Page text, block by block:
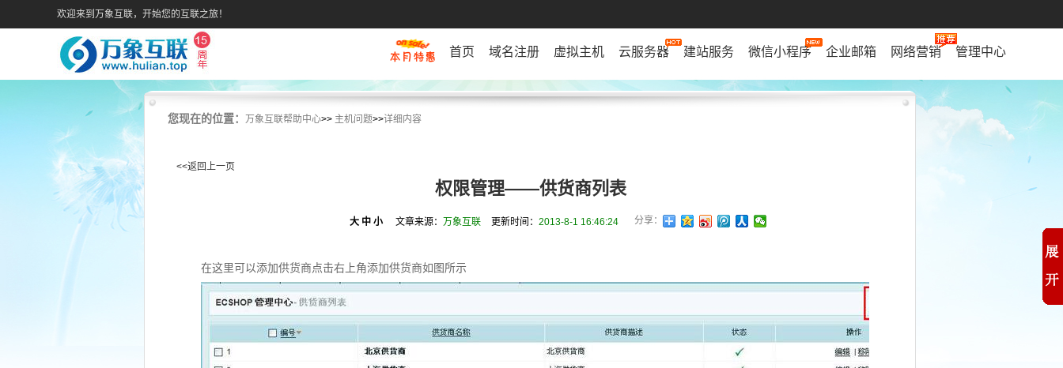
欢迎来到万象互联，开始您的互联之旅！
首页 域名注册 虚拟主机 云服务器 建站服务 微信小程序 企业邮箱 网络营销 管理中心
您现在的位置： 万象互联帮助中心>> 主机问题>>详细内容
<<返回上一页
权限管理——供货商列表
大 中 小 文章来源： 万象互联 更新时间： 2013-8-1 16:46:24 分享：
在这里可以添加供货商点击右上角添加供货商如图所示